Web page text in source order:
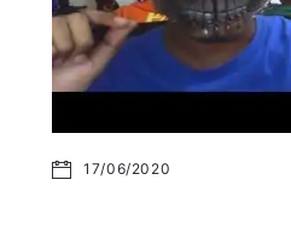
17/06/2020